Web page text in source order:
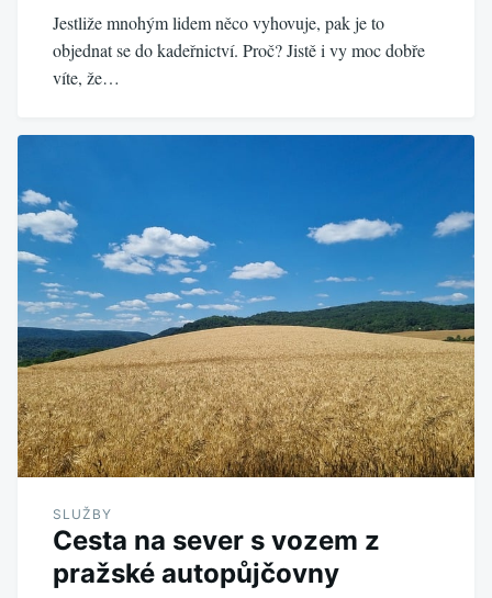
Jestliže mnohým lidem něco vyhovuje, pak je to
objednat se do kadeřnictví. Proč? Jistě i vy moc dobře
víte, že…
SLUŽBY
Cesta na sever s vozem z
pražské autopůjčovny